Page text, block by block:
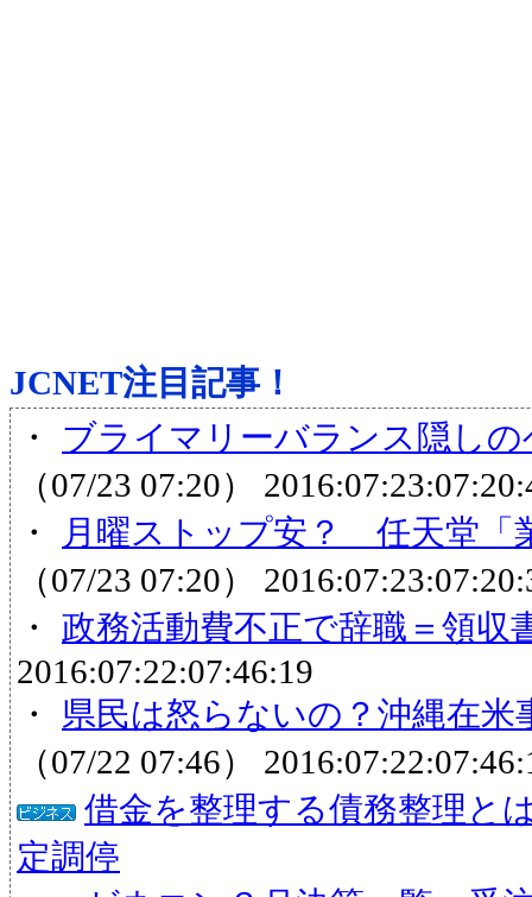
JCNET注目記事！
・
ブライマリーバランス隠し
（07/23 07:20）
・
月曜ストップ安？ 任天堂「
（07/23 07:20）
・ 政務活動費不正で辞職＝領収
2016:07:22:07:46:19
・
県民は怒らないの？沖縄在米
（07/22 07:46）
借金を整理する債務整理と
定調停